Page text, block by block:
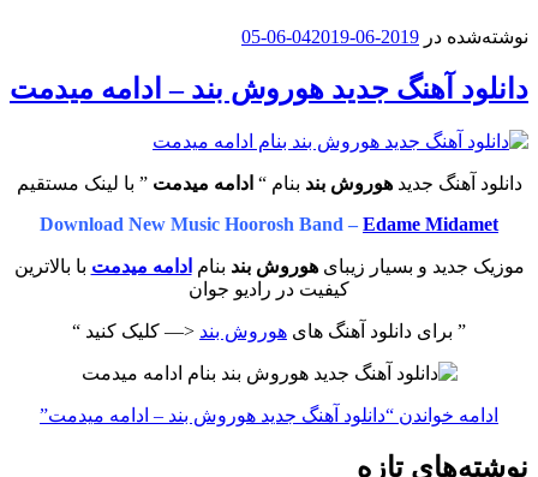
نوشته‌شده در 2019-06-04
2019-06-05
دانلود آهنگ جدید هوروش بند – ادامه میدمت
دانلود آهنگ جدید هوروش بند بنام “ ادامه میدمت” با لینک مستقیم
Download New Music Hoorosh Band – Edame Midamet
موزیک جدید و بسیار زیبایهوروش بند بنام ادامه میدمت با بالاترین
کیفیت در رادیو جوان
” برای دانلود آهنگ های هوروش بند <— کلیک کنید “
ادامه خواندن “دانلود آهنگ جدید هوروش بند – ادامه میدمت”
نوشته‌های تازه